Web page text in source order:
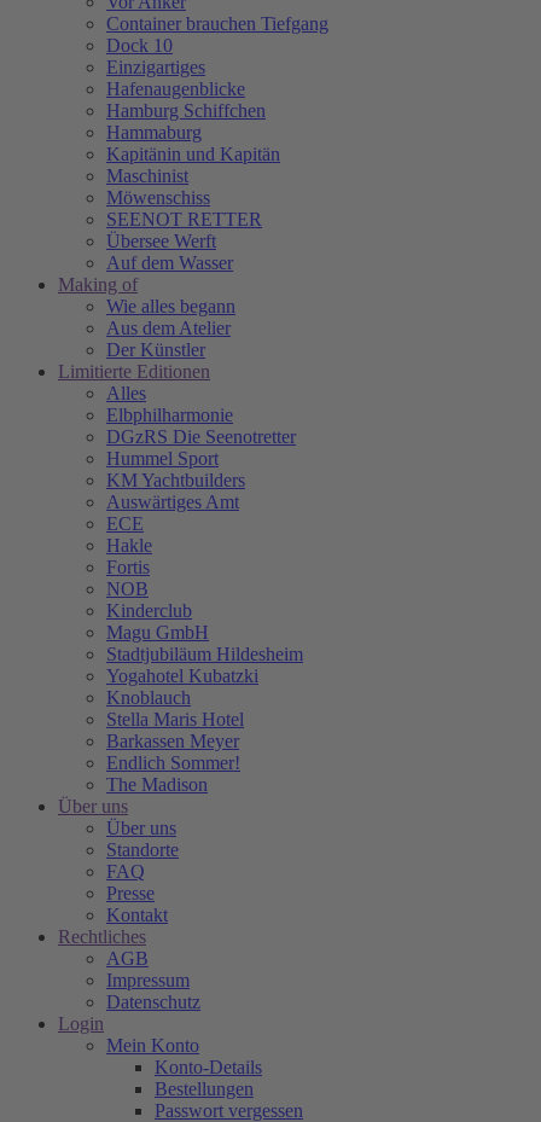
Container brauchen Tiefgang
Dock 10
Einzigartiges
Hafenaugen­blicke
Hamburg Schiffchen
Hammaburg
Kapitänin und Kapitän
Maschinist
Möwenschiss
SEENOT RETTER
Übersee Werft
Auf dem Wasser
Making of
Wie alles begann
Aus dem Atelier
Der Künstler
Limitierte Editionen
Alles
Elbphilharmonie
DGzRS Die Seenotretter
Hummel Sport
KM Yachtbuilders
Auswärtiges Amt
ECE
Hakle
Fortis
NOB
Kinderclub
Magu GmbH
Stadtjubiläum Hildesheim
Yogahotel Kubatzki
Knoblauch
Stella Maris Hotel
Barkassen Meyer
Endlich Sommer!
The Madison
Über uns
Über uns
Standorte
FAQ
Presse
Kontakt
Rechtliches
AGB
Impressum
Datenschutz
Login
Mein Konto
Konto-Details
Bestellungen
Passwort vergessen